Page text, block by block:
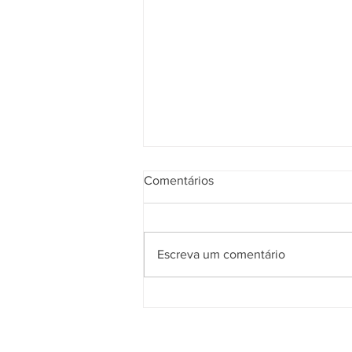
Comentários
Escreva um comentário